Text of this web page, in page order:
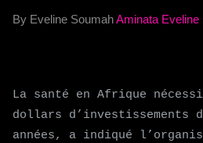
By Eveline SoumahAminata Eveline
La santé en Afrique
dollars d’investissements
années, a indiqué